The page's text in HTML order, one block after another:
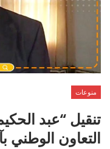
منوعات
تنقيل “عبد
التعاون الوطني